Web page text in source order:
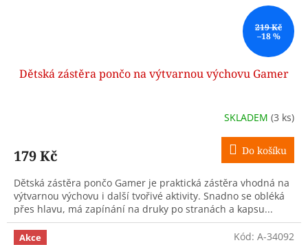
219 Kč
–18 %
Dětská zástěra pončo na výtvarnou výchovu Gamer
SKLADEM (3 ks)
179 Kč Do košíku
Dětská zástěra pončo Gamer je praktická zástěra vhodná na
výtvarnou výchovu i další tvořivé aktivity. Snadno se obléká
přes hlavu, má zapínání na druky po stranách a kapsu...
Akce Kód: A-34092